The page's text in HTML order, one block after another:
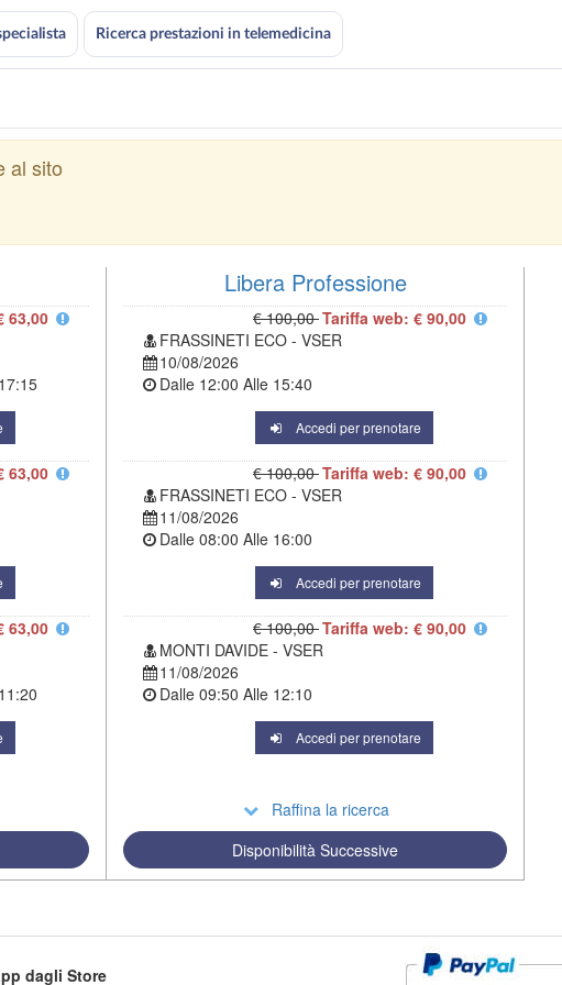
Ricerca prestazioni in telemedicina
al sito
63,00
17:15
63,00
63,00
11:20
Libera Professione
€ 100,00Tariffa web: € 90,00
FRASSINETI ECO - VSER
10/08/2026
Dalle 12:00 Alle 15:40
Accedi per prenotare
€ 100,00Tariffa web: € 90,00
FRASSINETI ECO - VSER
11/08/2026
Dalle 08:00 Alle 16:00
Accedi per prenotare
€ 100,00Tariffa web: € 90,00
MONTI DAVIDE - VSER
11/08/2026
Dalle 09:50 Alle 12:10
Accedi per prenotare
Raffina la ricerca
Disponibilità Successive
dagli Store